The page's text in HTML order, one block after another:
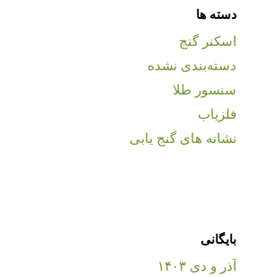
دسته ها
اسکنر گنج
دسته‌بندی نشده
سنسور طلا
فلزیاب
نشانه های گنج یابی
بایگانی
آذر و دی ۱۴۰۳